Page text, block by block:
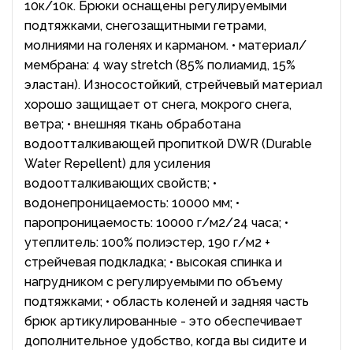
10к/10к. Брюки оснащены регулируемыми
подтяжками, снегозащитными гетрами,
молниями на голенях и карманом. • материал/
мембрана: 4 way stretch (85% полиамид, 15%
эластан). Износостойкий, стрейчевый материал
хорошо защищает от снега, мокрого снега,
ветра; • внешняя ткань обработана
водоотталкивающей пропиткой DWR (Durable
Water Repellent) для усиления
водоотталкивающих свойств; •
водонепроницаемость: 10000 мм; •
паропроницаемость: 10000 г/м2/24 часа; •
утеплитель: 100% полиэстер, 190 г/м2 +
стрейчевая подкладка; • высокая спинка и
нагрудником с регулируемыми по объему
подтяжками; • область коленей и задняя часть
брюк артикулированные - это обеспечивает
дополнительное удобство, когда вы сидите и